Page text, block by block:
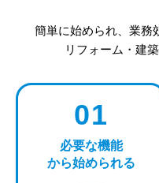
簡単に始められ、業務
リフォーム・建
01
必要な機能
から始められる